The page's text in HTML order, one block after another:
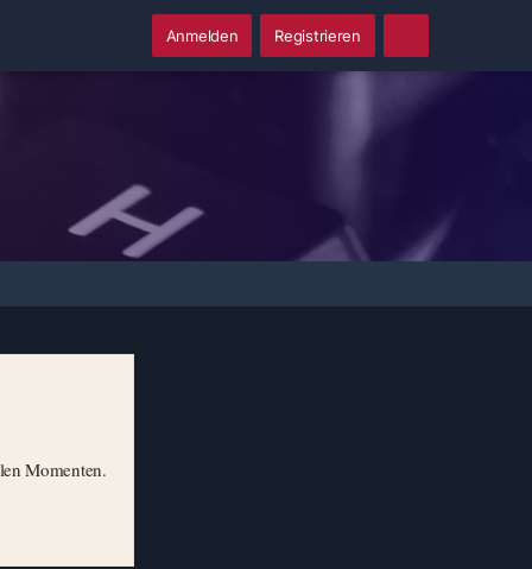
Anmelden Registrieren
Momenten.